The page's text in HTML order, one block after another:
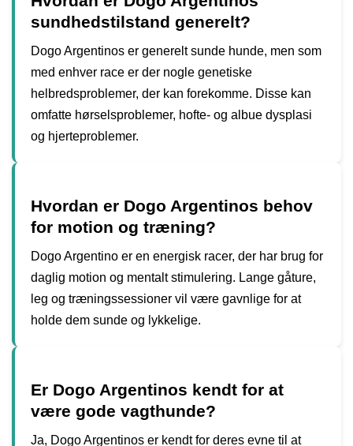
sundhedstilstand generelt?
Dogo Argentinos er generelt sunde hunde, men som
med enhver race er der nogle genetiske
helbredsproblemer, der kan forekomme. Disse kan
omfatte hørselsproblemer, hofte- og albue dysplasi
og hjerteproblemer.
Hvordan er Dogo Argentinos behov
for motion og træning?
Dogo Argentino er en energisk racer, der har brug for
daglig motion og mentalt stimulering. Lange gåture,
leg og træningssessioner vil være gavnlige for at
holde dem sunde og lykkelige.
Er Dogo Argentinos kendt for at
være gode vagthunde?
Ja, Dogo Argentinos er kendt for deres evne til at